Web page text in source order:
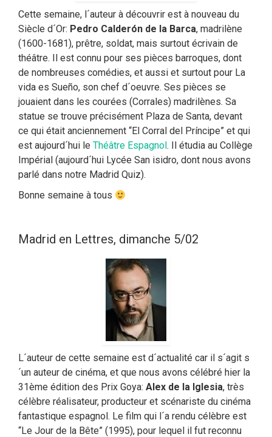
Cette semaine, l´auteur à découvrir est à nouveau du
Siècle d´Or: Pedro Calderón de la Barca, madrilène
(1600-1681), prêtre, soldat, mais surtout écrivain de
théâtre. Il est connu pour ses pièces barroques, dont
de nombreuses comédies, et aussi et surtout pour La
vida es Sueño, son chef d´oeuvre. Ses pièces se
jouaient dans les courées (Corrales) madrilènes. Sa
statue se trouve précisément Plaza de Santa, devant
ce qui était anciennement “El Corral del Príncipe” et qui
est aujourd´hui le Théâtre Espagnol. Il étudia au Collège
Impérial (aujourd´hui Lycée San isidro, dont nous avons
parlé dans notre Madrid Quiz).
Bonne semaine à tous
Madrid en Lettres, dimanche 5/02
L´auteur de cette semaine est d´actualité car il s´agit s
´un auteur de cinéma, et que nous avons célébré hier la
31ème édition des Prix Goya: Alex de la Iglesia, très
célèbre réalisateur, producteur et scénariste du cinéma
fantastique espagnol. Le film qui l´a rendu célèbre est
“Le Jour de la Bête” (1995), pour lequel il fut reconnu